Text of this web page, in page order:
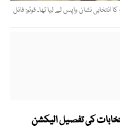
نشان واپس لے لیا تھا۔ فوٹو: فائل
کی تفصیل الیکشن